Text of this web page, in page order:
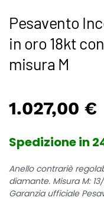
Pesavento
in oro 18kt
misura M
1.027,00 €
Spedizione in
Anello contrariè
diamante. Misura M:
Garanzia ufficiale